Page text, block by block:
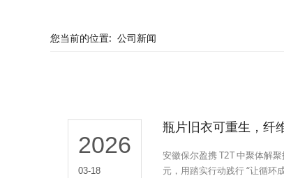
您当前的位置: 公司新闻
2026
03-18
瓶片旧衣可重生，纤
安徽保尔盈携 T2T 中聚体解
元，用踏实行动践行 “让循环